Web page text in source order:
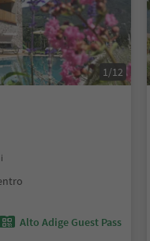
1/12
Alto Adige Guest Pass